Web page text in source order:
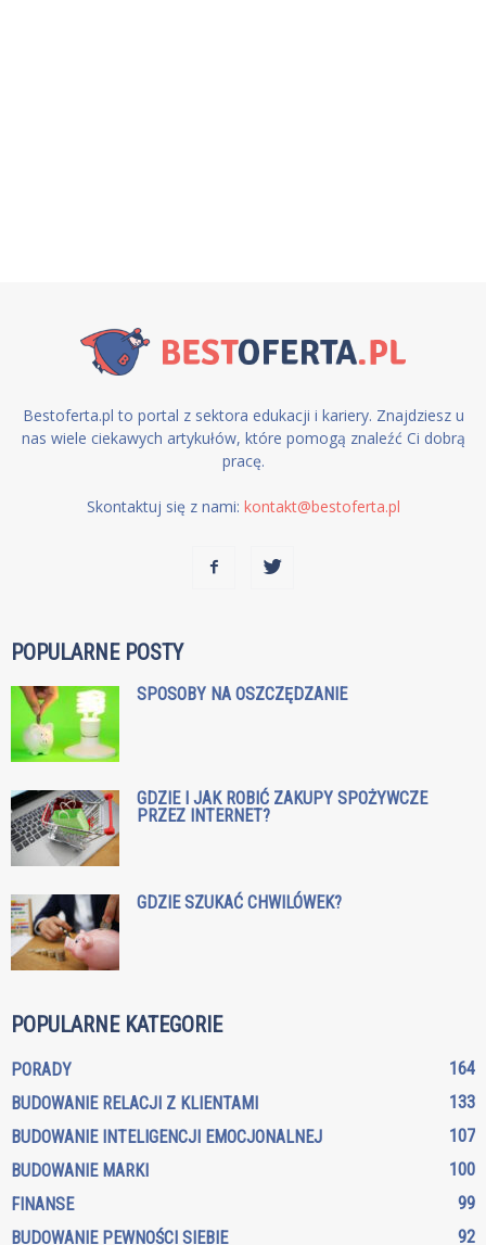
Bestoferta.pl to portal z sektora edukacji i kariery. Znajdziesz u
nas wiele ciekawych artykułów, które pomogą znaleźć Ci dobrą
pracę.
Skontaktuj się z nami: kontakt@bestoferta.pl
POPULARNE POSTY
SPOSOBY NA OSZCZĘDZANIE
GDZIE I JAK ROBIĆ ZAKUPY SPOŻYWCZE
PRZEZ INTERNET?
GDZIE SZUKAĆ CHWILÓWEK?
POPULARNE KATEGORIE
PORADY
164
BUDOWANIE RELACJI Z KLIENTAMI
133
BUDOWANIE INTELIGENCJI EMOCJONALNEJ
107
BUDOWANIE MARKI
100
FINANSE
99
BUDOWANIE PEWNOŚCI SIEBIE
92